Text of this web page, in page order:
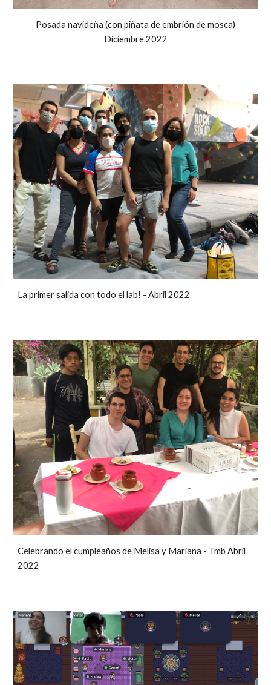
Posada navideña (con piñata de embrión de mosca)
Diciembre 2022
La primer salida con todo el lab! - Abril 2022
Celebrando el cumpleaños de Melisa y Mariana - Tmb Abril
2022